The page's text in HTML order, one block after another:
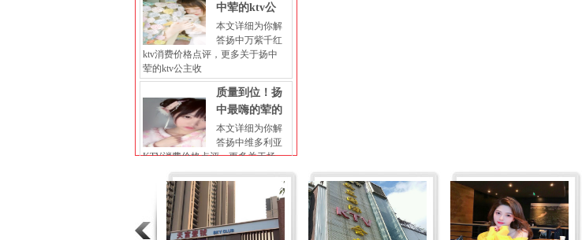
中荤的ktv公
本文详细为你解
答扬中万紫千红
ktv消费价格点评，更多关于扬中
荤的ktv公主收
质量到位！扬
中最嗨的荤的
本文详细为你解
答扬中维多利亚
KTV消费价格点评，更多关于扬
中最嗨的荤的KTV